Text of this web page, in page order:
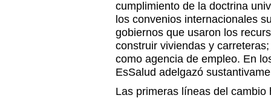
cumplimiento de la doctrina
los convenios internacionales
gobiernos que usaron los
construir viviendas y
como agencia de empleo. En
EsSalud adelgazó
Las primeras líneas del